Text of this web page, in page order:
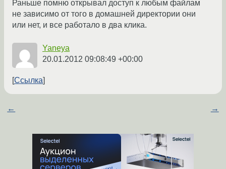
Раньше помню открывал доступ к любым файлам
не зависимо от того в домашней директории они
или нет, и все работало в два клика.
Yaneya
20.01.2012 09:08:49 +00:00
Ссылка
← →